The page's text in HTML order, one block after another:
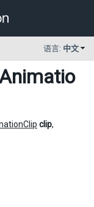
语言: 中文
clip,